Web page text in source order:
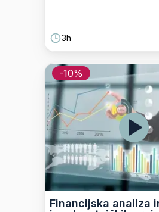
3h
-10%
Financijska analiza